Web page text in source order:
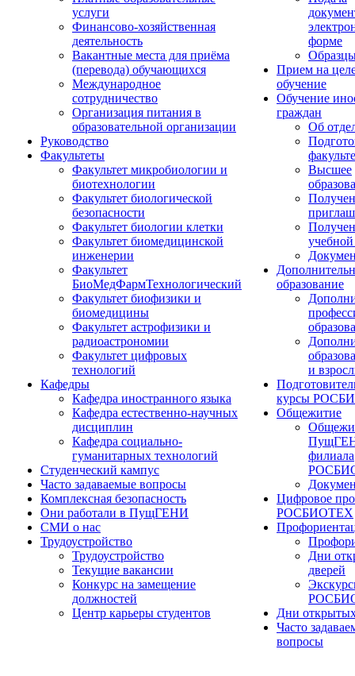
услуги
Финансово-хозяйственная
деятельность
Вакантные места для приёма
(перевода) обучающихся
Международное
сотрудничество
Организация питания в
образовательной организации
Руководство
Факультеты
Факультет микробиологии и
биотехнологии
Факультет биологической
безопасности
Факультет биологии клетки
Факультет биомедицинской
инженерии
Факультет
БиоМедФармТехнологический
Факультет биофизики и
биомедицины
Факультет астрофизики и
радиоастрономии
Факультет цифровых
технологий
Кафедры
Кафедра иностранного языка
Кафедра естественно-научных
дисциплин
Кафедра социально-
гуманитарных технологий
Студенческий кампус
Часто задаваемые вопросы
Комплексная безопасность
Они работали в ПущГЕНИ
СМИ о нас
Трудоустройство
Трудоустройство
Текущие вакансии
Конкурс на замещение
должностей
Центр карьеры студентов
форме
Прием на
обучение
Обучение
граждан
Об
Высшее
образование
и
курсы
Общежитие
филиала
Цифровое
РОСБИОТЕХ
Дни
дверей
Дни
Часто
вопросы